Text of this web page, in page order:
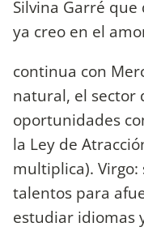
Silvina Garré que
ya creo en el
continua con
natural, el sector
oportunidades
la Ley de
multiplica). Virgo:
talentos para
estudiar idiomas